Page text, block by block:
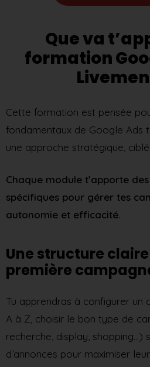
Que va
formation
Cette formation est pensée
fondamentaux de Google Ads
une approche stratégique,
Chaque module t’apporte
spécifiques pour gérer tes
autonomie et efficacité.
Une structure
première
Tu apprendras à configurer un
A à Z, choisir le bon type de
recherche, display, shopping…)
d’annonces pour maximiser